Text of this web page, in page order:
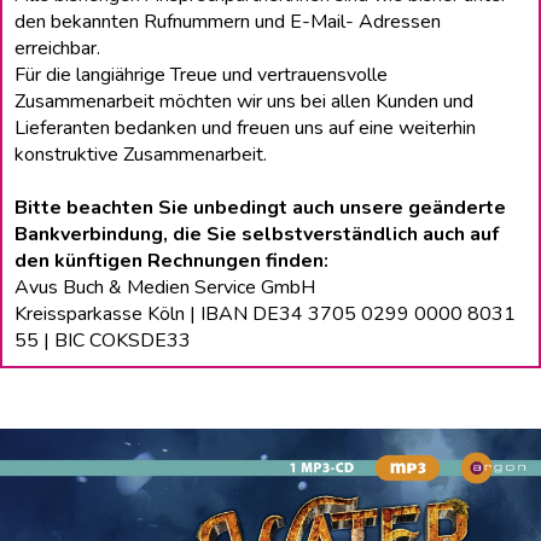
den bekannten Rufnummern und E-Mail- Adressen
erreichbar.
Für die langiährige Treue und vertrauensvolle
Zusammenarbeit möchten wir uns bei allen Kunden und
Lieferanten bedanken und freuen uns auf eine weiterhin
konstruktive Zusammenarbeit.
Bitte beachten Sie unbedingt auch unsere geänderte
Bankverbindung, die Sie selbstverständlich auch auf
den künftigen Rechnungen finden:
Avus Buch & Medien Service GmbH
Kreissparkasse Köln | IBAN DE34 3705 0299 0000 8031
55 | BIC COKSDE33